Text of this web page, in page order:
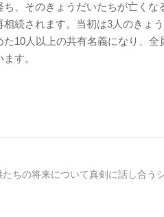
、そのきょうだいたちが亡く
続されます。当初は3人のきょ
10人以上の共有名義になり、
す。
たちの将来について真剣に話し合う